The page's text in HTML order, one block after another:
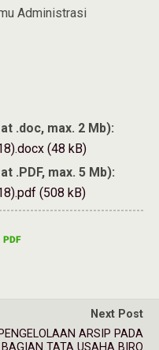
Administrasi
.doc, max. 2 Mb):
(48 kB)
.PDF, max. 5 Mb):
(508 kB)
Next Post
ARSIP PADA